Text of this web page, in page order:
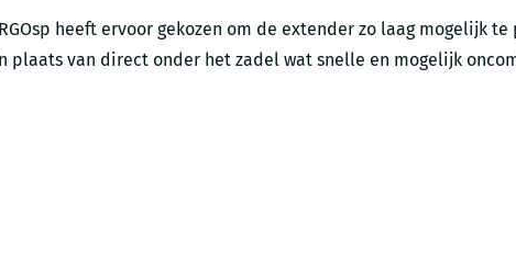
heeft ervoor gekozen om de extender zo laag mogelijk
van direct onder het zadel wat snelle en mogelijk